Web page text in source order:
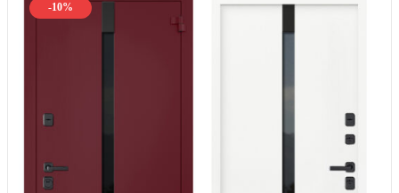
-10%